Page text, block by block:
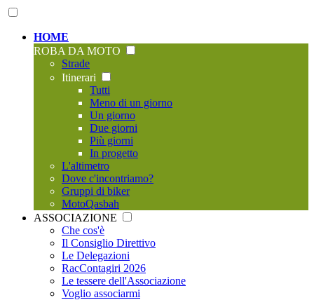
HOME
ROBA DA MOTO
Strade
Itinerari
Tutti
Meno di un giorno
Un giorno
Due giorni
Più giorni
In progetto
L'altimetro
Dove c'incontriamo?
Gruppi di biker
MotoQasbah
ASSOCIAZIONE
Che cos'è
Il Consiglio Direttivo
Le Delegazioni
RacContagiri 2026
Le tessere dell'Associazione
Voglio associarmi